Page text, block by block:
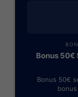
Bonus 50€
Bonus 50€